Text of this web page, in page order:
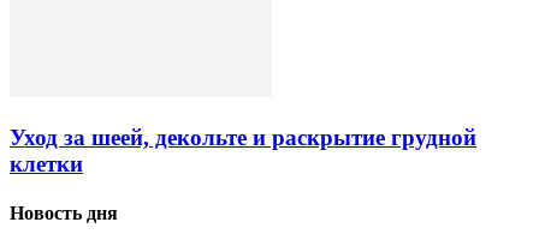
Уход за шеей, декольте и раскрытие грудной
клетки
Новость дня